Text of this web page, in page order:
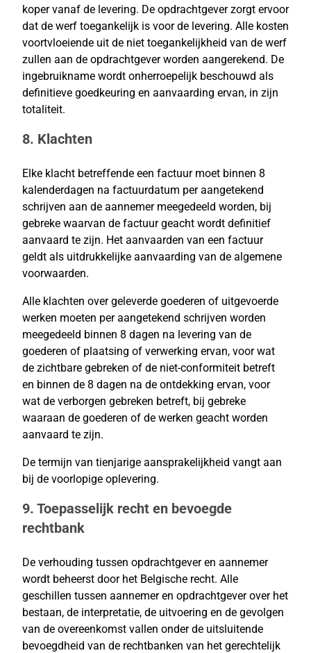
koper vanaf de levering. De opdrachtgever zorgt ervoor
dat de werf toegankelijk is voor de levering. Alle kosten
voortvloeiende uit de niet toegankelijkheid van de werf
zullen aan de opdrachtgever worden aangerekend. De
ingebruikname wordt onherroepelijk beschouwd als
definitieve goedkeuring en aanvaarding ervan, in zijn
totaliteit.
8. Klachten
Elke klacht betreffende een factuur moet binnen 8
kalenderdagen na factuurdatum per aangetekend
schrijven aan de aannemer meegedeeld worden, bij
gebreke waarvan de factuur geacht wordt definitief
aanvaard te zijn. Het aanvaarden van een factuur
geldt als uitdrukkelijke aanvaarding van de algemene
voorwaarden.
Alle klachten over geleverde goederen of uitgevoerde
werken moeten per aangetekend schrijven worden
meegedeeld binnen 8 dagen na levering van de
goederen of plaatsing of verwerking ervan, voor wat
de zichtbare gebreken of de niet-conformiteit betreft
en binnen de 8 dagen na de ontdekking ervan, voor
wat de verborgen gebreken betreft, bij gebreke
waaraan de goederen of de werken geacht worden
aanvaard te zijn.
De termijn van tienjarige aansprakelijkheid vangt aan
bij de voorlopige oplevering.
9. Toepasselijk recht en bevoegde
rechtbank
De verhouding tussen opdrachtgever en aannemer
wordt beheerst door het Belgische recht. Alle
geschillen tussen aannemer en opdrachtgever over het
bestaan, de interpretatie, de uitvoering en de gevolgen
van de overeenkomst vallen onder de uitsluitende
bevoegdheid van de rechtbanken van het gerechtelijk